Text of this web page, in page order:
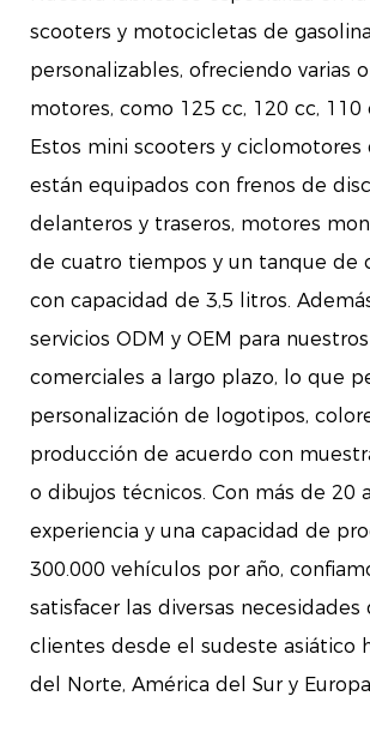
scooters y motocicletas de gasolina
personalizables, ofreciendo varias
motores, como 125 cc, 120 cc, 110
Estos mini scooters y ciclomotores
están equipados con frenos de
delanteros y traseros, motores
de cuatro tiempos y un tanque de
con capacidad de 3,5 litros.
servicios ODM y OEM para
comerciales a largo plazo, lo que
personalización de logotipos,
producción de acuerdo con
o dibujos técnicos. Con más de 20
experiencia y una capacidad de
300.000 vehículos por año,
satisfacer las diversas necesidades
clientes desde el sudeste asiático
del Norte, América del Sur y